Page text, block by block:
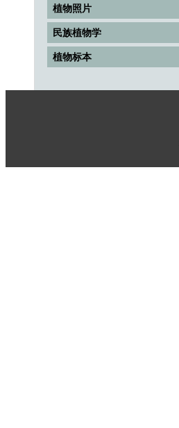
植物照片
民族植物学
植物标本